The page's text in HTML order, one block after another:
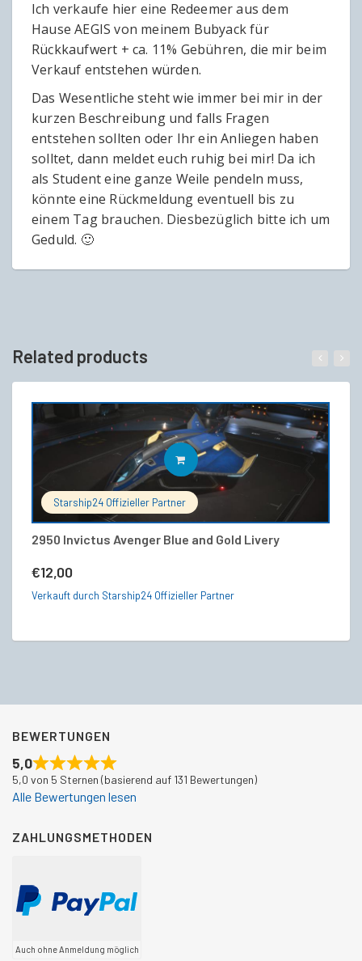
Ich verkaufe hier eine Redeemer aus dem
Hause AEGIS von meinem Bubyack für
Rückkaufwert + ca. 11% Gebühren, die mir beim
Verkauf entstehen würden.
Das Wesentliche steht wie immer bei mir in der
kurzen Beschreibung und falls Fragen
entstehen sollten oder Ihr ein Anliegen haben
solltet, dann meldet euch ruhig bei mir! Da ich
als Student eine ganze Weile pendeln muss,
könnte eine Rückmeldung eventuell bis zu
einem Tag brauchen. Diesbezüglich bitte ich um
Geduld. 🙂
Related products
Starship24 Offizieller Partner
2950 Invictus Avenger Blue and Gold Livery
€12,00
IN DEN WARENKORB
Verkauft durch Starship24 Offizieller Partner
BEWERTUNGEN
5,0
5,0 von 5 Sternen (basierend auf 131 Bewertungen)
Alle Bewertungen lesen
ZAHLUNGSMETHODEN
Auch ohne Anmeldung möglich